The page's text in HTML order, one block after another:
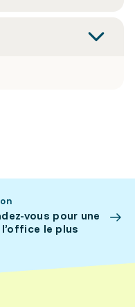
vous pour une
le plus